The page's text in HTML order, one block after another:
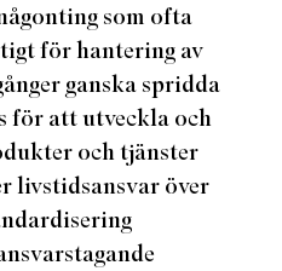
som ofta
för hantering av
ganska spridda
för att utveckla och
och tjänster
livstidsansvar över